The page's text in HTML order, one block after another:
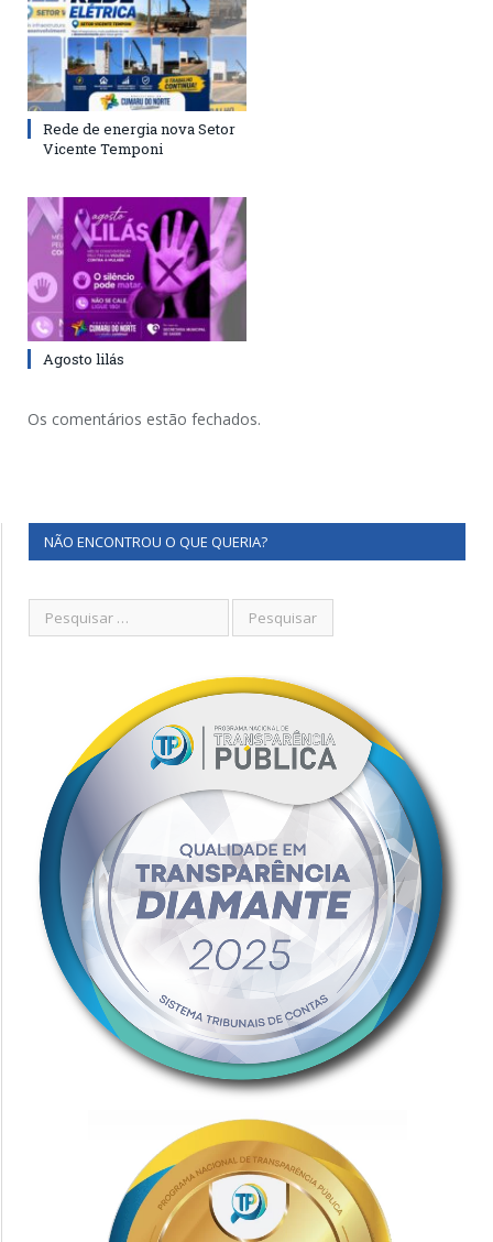
Rede de energia nova Setor
Vicente Temponi
Agosto lilás
Os comentários estão fechados.
NÃO ENCONTROU O QUE QUERIA?